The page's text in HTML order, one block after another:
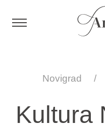
Hoteli in
Novigrad
Kultura